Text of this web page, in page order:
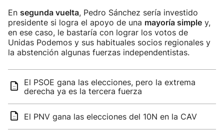
En segunda vuelta, Pedro Sánchez sería investido
presidente si logra el apoyo de una mayoría simple y,
en ese caso, le bastaría con lograr los votos de
Unidas Podemos y sus habituales socios regionales y
la abstención algunas fuerzas independentistas.
El PSOE gana las elecciones, pero la extrema
derecha ya es la tercera fuerza
El PNV gana las elecciones del 10N en la CAV